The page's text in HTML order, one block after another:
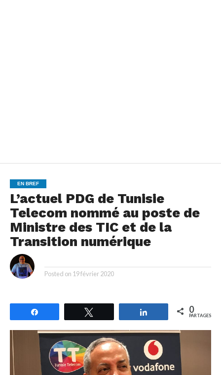
EN BREF
L’actuel PDG de Tunisie
Telecom nommé au poste de
Ministre des TIC et de la
Transition numérique
Posted on 19 février 2020
Partagez 0
PARTAGES